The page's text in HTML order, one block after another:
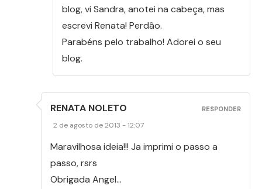
blog, vi Sandra, anotei na cabeça, mas
escrevi Renata! Perdão.
Parabéns pelo trabalho! Adorei o seu
blog.
RENATA NOLETO
2 de agosto de 2013 - 12:07
Maravilhosa ideia!!! Ja imprimi o passo a
passo, rsrs
Obrigada Angel…
RESPONDER